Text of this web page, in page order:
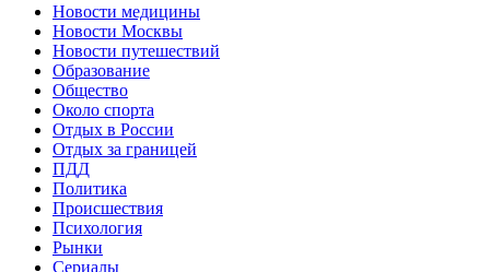
Новости медицины
Новости Москвы
Новости путешествий
Образование
Общество
Около спорта
Отдых в России
Отдых за границей
ПДД
Политика
Происшествия
Психология
Рынки
Сериалы